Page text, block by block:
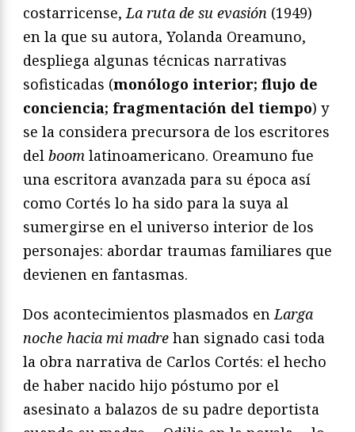
costarricense, La ruta de su evasión (1949)
en la que su autora, Yolanda Oreamuno,
despliega algunas técnicas narrativas
sofisticadas (monólogo interior; flujo de
conciencia; fragmentación del tiempo) y
se la considera precursora de los escritores
del boom latinoamericano. Oreamuno fue
una escritora avanzada para su época así
como Cortés lo ha sido para la suya al
sumergirse en el universo interior de los
personajes: abordar traumas familiares que
devienen en fantasmas.
Dos acontecimientos plasmados en Larga
noche hacia mi madre han signado casi toda
la obra narrativa de Carlos Cortés: el hecho
de haber nacido hijo póstumo por el
asesinato a balazos de su padre deportista